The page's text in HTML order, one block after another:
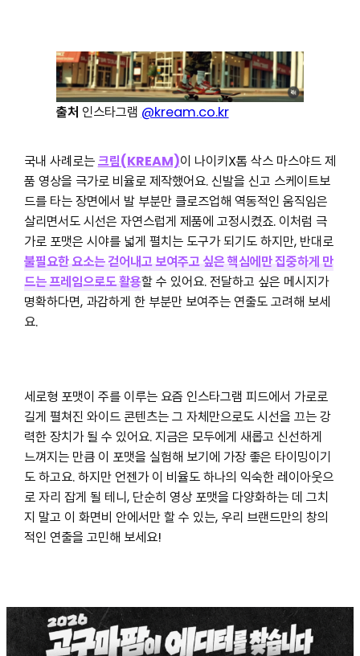
출처 인스타그램 @kream.co.kr
국내 사례로는크림(KREAM)이 나이키X톰 삭스 마스야드 제
품 영상을 극가로 비율로 제작했어요. 신발을 신고 스케이트보
드를 타는 장면에서 발 부분만 클로즈업해 역동적인 움직임은
살리면서도 시선은 자연스럽게 제품에 고정시켰죠. 이처럼 극
가로 포맷은 시야를 넓게 펼치는 도구가 되기도 하지만, 반대로
불필요한 요소는 걷어내고 보여주고 싶은 핵심에만 집중하게 만
드는 프레임으로도 활용할 수 있어요. 전달하고 싶은 메시지가
명확하다면, 과감하게 한 부분만 보여주는 연출도 고려해 보세
요.
세로형 포맷이 주를 이루는 요즘 인스타그램 피드에서 가로로
길게 펼쳐진 와이드 콘텐츠는 그 자체만으로도 시선을 끄는 강
력한 장치가 될 수 있어요. 지금은 모두에게 새롭고 신선하게
느껴지는 만큼 이 포맷을 실험해 보기에 가장 좋은 타이밍이기
도 하고요. 하지만 언젠가 이 비율도 하나의 익숙한 레이아웃으
로 자리 잡게 될 테니, 단순히 영상 포맷을 다양화하는 데 그치
지 말고 이 화면비 안에서만 할 수 있는, 우리 브랜드만의 창의
적인 연출을 고민해 보세요!